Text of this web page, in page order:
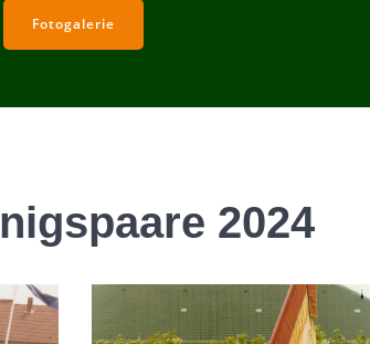
Fotogalerie
2024